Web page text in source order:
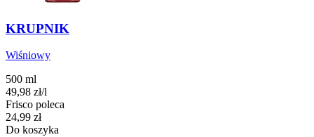
KRUPNIK
Wiśniowy
500 ml
49,98 zł/l
Frisco poleca
Cena
24,99 zł
Do koszyka